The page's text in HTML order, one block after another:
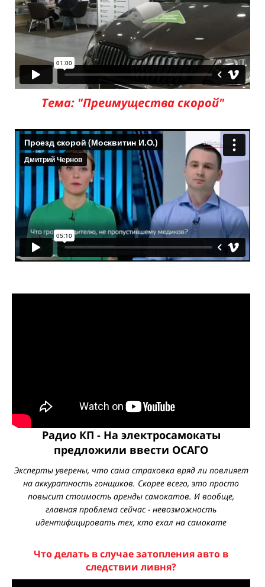
Тема: "Преимущества скорой"
Радио КП - На электросамокаты
предложили ввести ОСАГО
Эксперты уверены, что сама страховка вряд ли повлияет
на аккуратность гонщиков. Скорее всего, это просто
повысит стоимость аренды самокатов. И вообще,
главная проблема сейчас - невозможность
идентифицировать тех, кто ехал на самокате
Что делать в случае затопления авто в
следствии ливня?